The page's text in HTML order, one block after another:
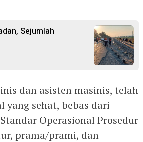
Sejumlah
dan asisten masinis, telah
sehat, bebas dari
Operasional Prosedur
prama/prami, dan